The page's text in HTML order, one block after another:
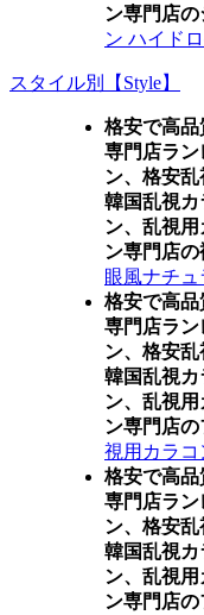
ン専門店
ン ハイド
スタイル別【Style】
格安で高
専門店ラン
ン、格安乱
韓国乱視カ
ン、乱視
ン専門店
眼風ナチ
格安で高
専門店ラン
ン、格安乱
韓国乱視カ
ン、乱視
ン専門店
視用カラコ
格安で高
専門店ラン
ン、格安乱
韓国乱視カ
ン、乱視
ン専門店